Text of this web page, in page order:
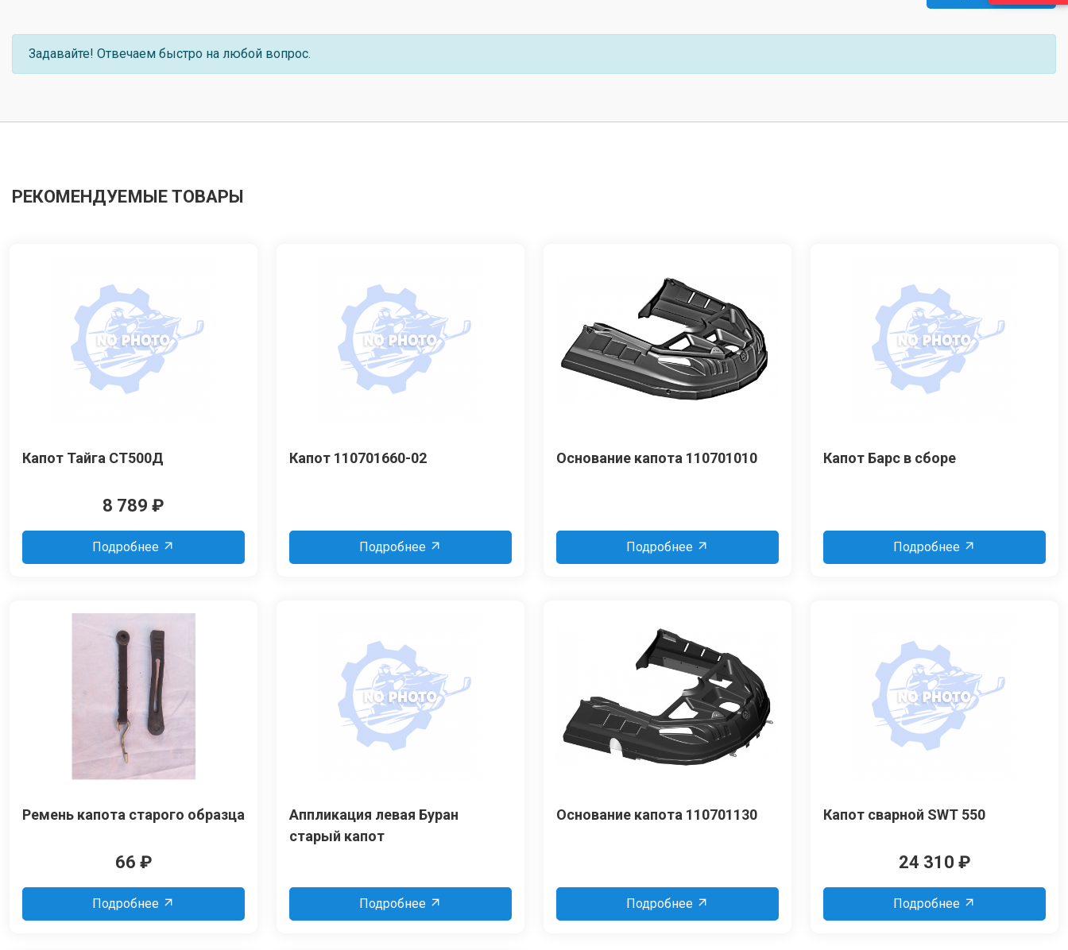
Задавайте! Отвечаем быстро на любой вопрос.
РЕКОМЕНДУЕМЫЕ ТОВАРЫ
Капот Тайга СТ500Д
8 789 ₽
Подробнее
Капот 110701660-02
Подробнее
Основание капота 110701010
Подробнее
Капот Барс в сборе
Подробнее
Ремень капота старого образца
66 ₽
Подробнее
Аппликация левая Буран
старый капот
Подробнее
Основание капота 110701130
Подробнее
Капот сварной SWT 550
24 310 ₽
Подробнее